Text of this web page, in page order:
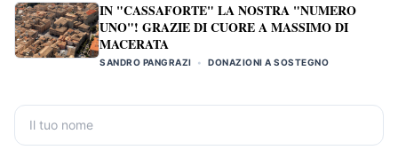
IN "CASSAFORTE" LA NOSTRA "NUMERO
UNO"! GRAZIE DI CUORE A MASSIMO DI
MACERATA
SANDRO PANGRAZI • DONAZIONI A SOSTEGNO